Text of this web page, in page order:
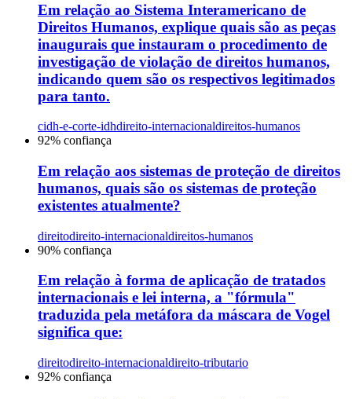
Em relação ao Sistema Interamericano de
Direitos Humanos, explique quais são as peças
inaugurais que instauram o procedimento de
investigação de violação de direitos humanos,
indicando quem são os respectivos legitimados
para tanto.
cidh-e-corte-idhdireito-internacionaldireitos-humanos
92% confiança
Em relação aos sistemas de proteção de direitos
humanos, quais são os sistemas de proteção
existentes atualmente?
direitodireito-internacionaldireitos-humanos
90% confiança
Em relação à forma de aplicação de tratados
internacionais e lei interna, a "fórmula"
traduzida pela metáfora da máscara de Vogel
significa que:
direitodireito-internacionaldireito-tributario
92% confiança